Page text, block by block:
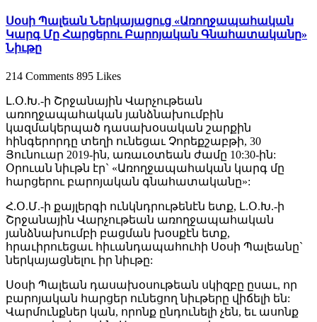
Սօսի Պալեան Ներկայացուց «Առողջապահական
Կարգ Մը Հարցերու Բարոյական Գնահատականը»
Նիւթը
214 Comments 895 Likes
Լ.Օ.Խ.-ի Շրջանային Վարչութեան
առողջապահական յանձնախումբին
կազմակերպած դասախօսական շարքին
հինգերորդը տեղի ունեցաւ Չորեքշաբթի, 30
Յունուար 2019-ին, առաւօտեան ժամը 10:30-ին:
Օրուան նիւթն էր` «Առողջապահական կարգ մը
հարցերու բարոյական գնահատականը»:
Հ.Օ.Մ.-ի քայլերգի ունկնդրութենէն ետք, Լ.Օ.Խ.-ի
Շրջանային Վարչութեան առողջապահական
յանձնախումբի բացման խօսքէն ետք,
հրաւիրուեցաւ հիւանդապահուհի Սօսի Պալեանը`
ներկայացնելու իր նիւթը:
Սօսի Պալեան դասախօսութեան սկիզբը ըսաւ, որ
բարոյական հարցեր ունեցող նիւթերը վիճելի են:
Վարմունքներ կան, որոնք ընդունելի չեն, եւ ասոնք